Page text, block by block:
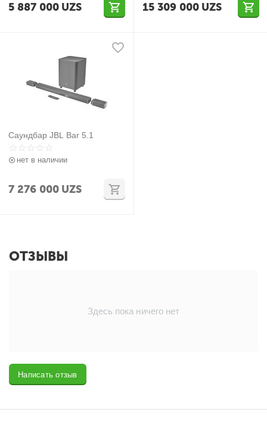
5 887 000 UZS 15 309 000 UZS
Саундбар JBL Bar 5.1
нет в наличии
7 276 000 UZS
ОТЗЫВЫ
Здесь пока ничего нет
Написать отзыв